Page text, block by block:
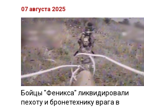
07 августа 2025
Бойцы "Феникса" ликвидировали
пехоту и бронетехнику врага в